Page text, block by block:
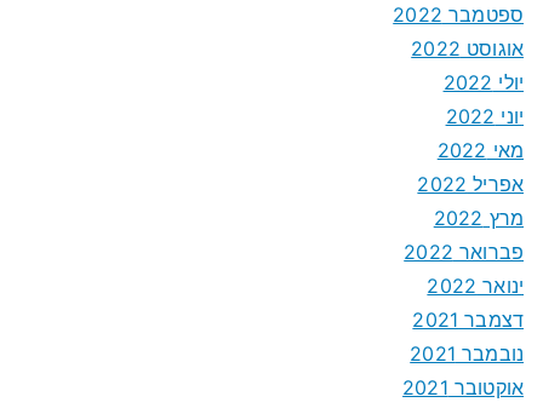
ספטמבר 2022
אוגוסט 2022
יולי 2022
יוני 2022
מאי 2022
אפריל 2022
מרץ 2022
פברואר 2022
ינואר 2022
דצמבר 2021
נובמבר 2021
אוקטובר 2021